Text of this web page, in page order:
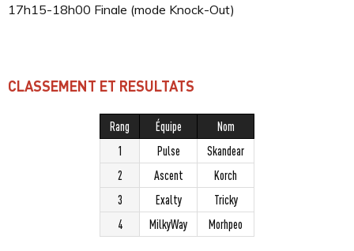
17h15-18h00 Finale (mode Knock-Out)
CLASSEMENT ET RESULTATS
Rang Équipe
Nom
1
Pulse
Skandear
2
Ascent
Korch
3
Exalty
Tricky
4
MilkyWay Morhpeo